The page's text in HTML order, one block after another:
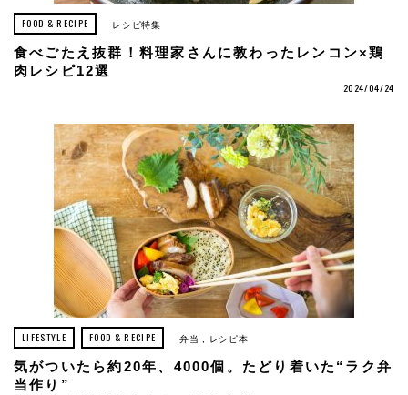
FOOD & RECIPE レシピ特集
食べごたえ抜群！料理家さんに教わったレンコン×鶏
肉レシピ12選
2024/04/24
LIFESTYLE FOOD & RECIPE 弁当 レシピ本
気がついたら約20年、4000個。たどり着いた“ラク弁
当作り”